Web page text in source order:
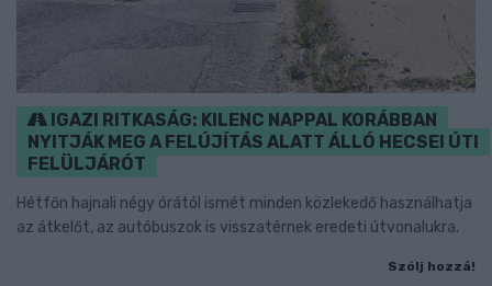
IGAZI RITKASÁG: KILENC NAPPAL KORÁBBAN
NYITJÁK MEG A FELÚJÍTÁS ALATT ÁLLÓ HECSEI ÚTI
FELÜLJÁRÓT
Hétfőn hajnali négy órától ismét minden közlekedő használhatja
az átkelőt, az autóbuszok is visszatérnek eredeti útvonalukra.
Szólj hozzá!